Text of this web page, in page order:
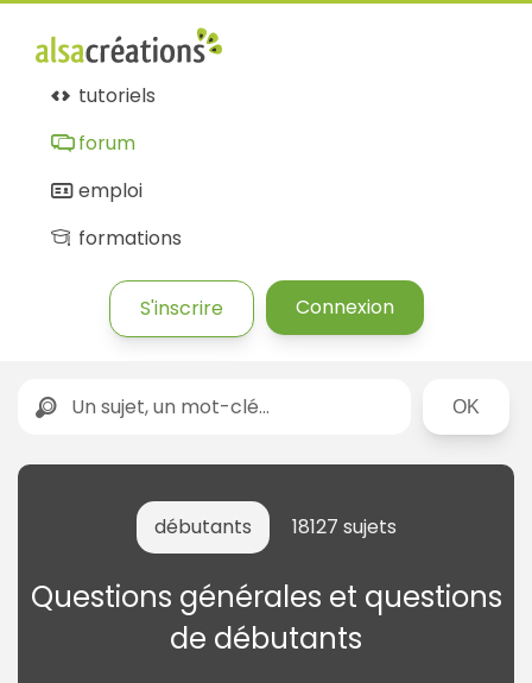
tutoriels
forum
emploi
formations
S'inscrire Connexion
Rechercher
débutants 18127 sujets
Questions générales et questions
de débutants